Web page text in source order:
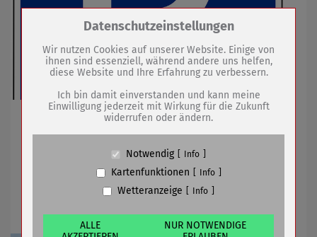
Sömmerda auch gut mit Bus und Bahn erreichbar
Zum Betrieb der Seite notwendige Cookies /
Name
PHP Session Cookie
Anbieter
Eigentümer dieser Website (Wenko-
Wenselaar GmbH & Co. KG)
Absicherung Kontaktformular / SPAM
Cookiespeicherung Entscheidungscookie
Anbieter
Eigentümer dieser Website (Wenko-
Wenselaar GmbH & Co. KG)
Datenschutzeinstellungen
Wir nutzen Cookies auf unserer Website. Einige von
ihnen sind essenziell, während andere uns helfen,
diese Website und Ihre Erfahrung zu verbessern.
Ich bin damit einverstanden und kann meine
Einwilligung jederzeit mit Wirkung für die Zukunft
widerrufen oder ändern.
Notwendig Info
Kartenfunktionen Info
Wetteranzeige Info
ALLE
NUR NOTWENDIGE